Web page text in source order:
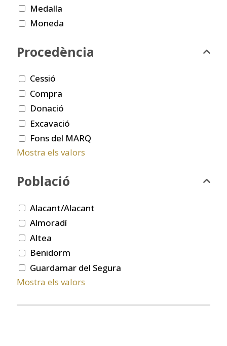
Medalla
Moneda
Procedència
Cessió
Compra
Donació
Excavació
Fons del MARQ
Mostra els valors
Població
Alacant/Alacant
Almoradí
Altea
Benidorm
Guardamar del Segura
Mostra els valors